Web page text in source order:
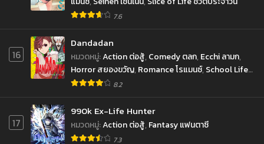
7.6
16
Dandadan
หมวดหมู่:Action ต่อสู้, Comedy ตลก, Ecchi ลามก,
Horror สยองขวัญ, Romance โรแมนซ์, School Life
ชีวิตประจำวัน,Sci-fi ไซ-ไฟ
8.2
17
990k Ex-Life Hunter
หมวดหมู่:Action ต่อสู้, Fantasy แฟนตาซี
7.3